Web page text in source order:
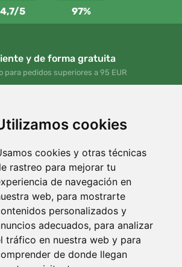
cookies
cookies y otras técnicas
rastreo para mejorar tu
de navegación en
web, para mostrarte
personalizados y
adecuados, para analizar
tráfico en nuestra web y para
de donde llegan
4,7/5 97%
y de forma gratuita
para pedidos superiores a 95 EUR
gratuitos
o cambiar su pedido en cualquier momento
90 días
a Trees.org
plantamos un árbol. Leer más